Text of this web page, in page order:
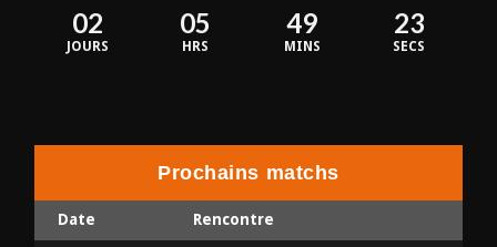
02
JOURS
05
HRS
49
MINS
23
SECS
Prochains matchs
Date Rencontre